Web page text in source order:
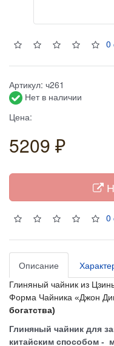
0
Артикул: ч261
Нет в наличии
Цена:
5209 ₽
0
Описание
Глиняный чайник из
Форма Чайника «Джон
богатства)
Глиняный чайник для
китайским способом -